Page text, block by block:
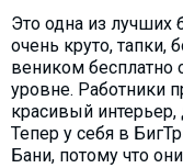
Это одна из лучших
очень круто, тапки,
веником бесплатно
уровне. Работники
красивый интерьер,
Тепер у себя в
Бани, потому что